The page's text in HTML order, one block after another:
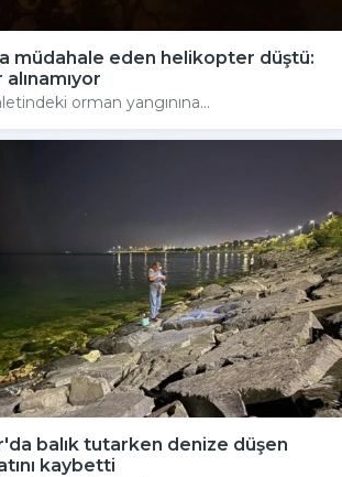
müdahale eden helikopter düştü:
orman yangınına...
balık tutarken denize düşen
kaybetti